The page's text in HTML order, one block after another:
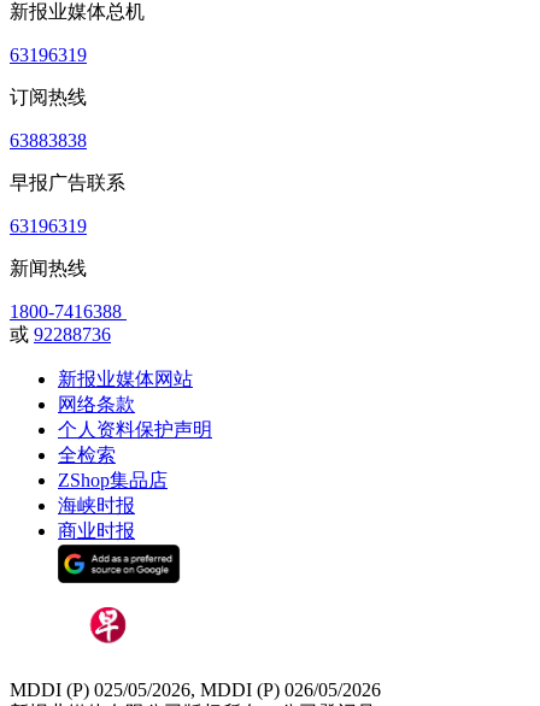
新报业媒体总机
63196319
订阅热线
63883838
早报广告联系
63196319
新闻热线
1800-7416388
或 92288736
新报业媒体网站
网络条款
个人资料保护声明
全检索
ZShop集品店
海峡时报
商业时报
MDDI (P) 025/05/2026, MDDI (P) 026/05/2026